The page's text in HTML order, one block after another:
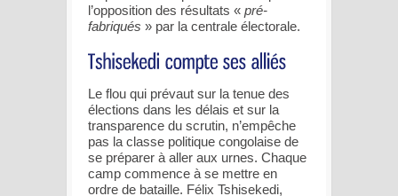
l’opposition des résultats « pré-
fabriqués » par la centrale électorale.
Le flou qui prévaut sur la tenue des
élections dans les délais et sur la
transparence du scrutin, n’empêche
pas la classe politique congolaise de
se préparer à aller aux urnes. Chaque
camp commence à se mettre en
ordre de bataille. Félix Tshisekedi,